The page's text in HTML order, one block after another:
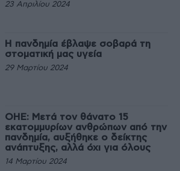
23 Απριλίου 2024
Η πανδημία έβλαψε σοβαρά τη
στοματική μας υγεία
29 Μαρτίου 2024
ΟΗΕ: Μετά τον θάνατο 15
εκατομμυρίων ανθρώπων από την
πανδημία, αυξήθηκε ο δείκτης
ανάπτυξης, αλλά όχι για όλους
14 Μαρτίου 2024